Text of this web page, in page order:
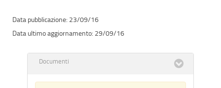
23/09/16
29/09/16
Documenti